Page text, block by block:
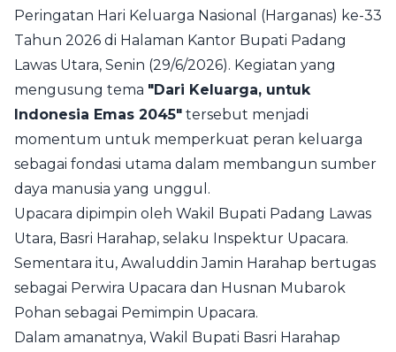
Peringatan Hari Keluarga Nasional (Harganas) ke-33
Tahun 2026 di Halaman Kantor Bupati Padang
Lawas Utara, Senin (29/6/2026). Kegiatan yang
mengusung tema "Dari Keluarga, untuk
Indonesia Emas 2045" tersebut menjadi
momentum untuk memperkuat peran keluarga
sebagai fondasi utama dalam membangun sumber
daya manusia yang unggul.
Upacara dipimpin oleh Wakil Bupati Padang Lawas
Utara, Basri Harahap, selaku Inspektur Upacara.
Sementara itu, Awaluddin Jamin Harahap bertugas
sebagai Perwira Upacara dan Husnan Mubarok
Pohan sebagai Pemimpin Upacara.
Dalam amanatnya, Wakil Bupati Basri Harahap